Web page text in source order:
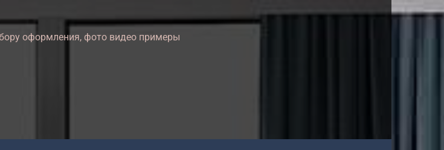
оформления, фото видео примеры